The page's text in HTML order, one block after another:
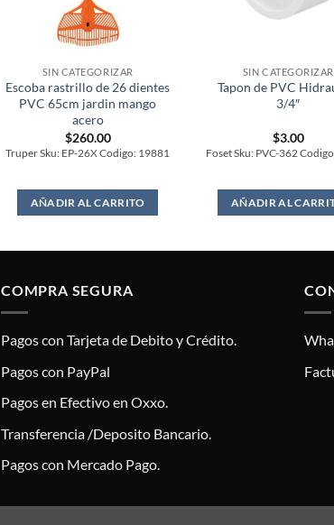
SIN CATEGORIZAR
Escoba rastrillo de 26 dientes
PVC 65cm jardin mango
acero
$260.00
Truper Sku: EP-26X Codigo: 19881
AÑADIR AL CARRITO
SIN CATEGORIZAR
Tapon de PVC
3/4″
$3.00
Foset Sku: PVC-362
AÑADIR AL
COMPRA SEGURA
Pagos con Tarjeta de Debito y Crédito.
Pagos con PayPal
Pagos en Efectivo en Oxxo.
Transferencia /Deposito Bancario.
Pagos con Mercado Pago.